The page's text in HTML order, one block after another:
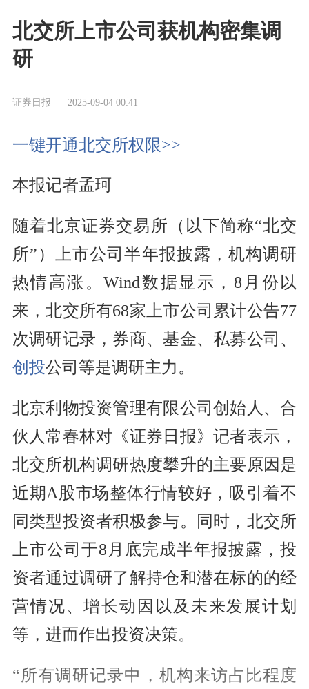
北交所上市公司获机构密集调
研
证券日报 2025-09-04 00:41
一键开通北交所权限>>
本报记者孟珂
随着北京证券交易所（以下简称“北交
所”）上市公司半年报披露，机构调研
热情高涨。Wind数据显示，8月份以
来，北交所有68家上市公司累计公告77
次调研记录，券商、基金、私募公司、
创投公司等是调研主力。
北京利物投资管理有限公司创始人、合
伙人常春林对《证券日报》记者表示，
北交所机构调研热度攀升的主要原因是
近期A股市场整体行情较好，吸引着不
同类型投资者积极参与。同时，北交所
上市公司于8月底完成半年报披露，投
资者通过调研了解持仓和潜在标的的经
营情况、增长动因以及未来发展计划
等，进而作出投资决策。
“所有调研记录中，机构来访占比程度